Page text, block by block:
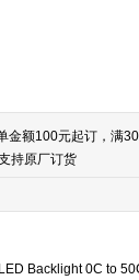
金额100元起订，满
持原厂订货
Backlight 0C to